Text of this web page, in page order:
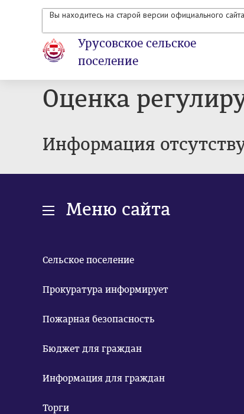
Вы находитесь на старой версии официального
Урусовское сельское
поселение
Оценка
Информация
Меню сайта
Сельское поселение
Прокуратура информирует
Пожарная безопасность
Бюджет для граждан
Информация для граждан
Торги